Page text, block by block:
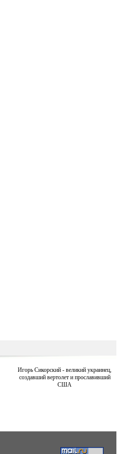
Игорь Сикорский - великий украинец,
создавший вертолет и прославивший
США